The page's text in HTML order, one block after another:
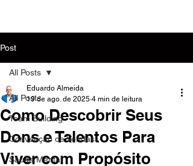
Post
All Posts
Team Building
Convenção de Vendas
Saúde Mental
All Posts
Como Descobrir Seus
Dons e Talentos Para
Viver com Propósito
Eduardo Almeida
19 de ago. de 2025 4 min de leitura